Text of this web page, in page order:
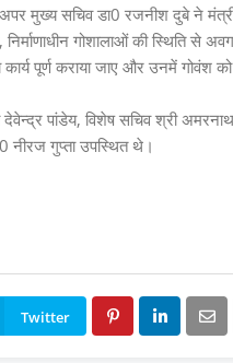
मुख्य सचिव डा0 रजनीश दुबे ने
गोशालाओं की स्थिति से
पूर्ण कराया जाए और उनमें गोवंश
पांडेय, विशेष सचिव श्री
नीरज गुप्ता उपस्थित थे।
Twitter